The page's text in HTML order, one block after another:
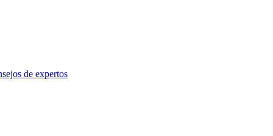
de expertos